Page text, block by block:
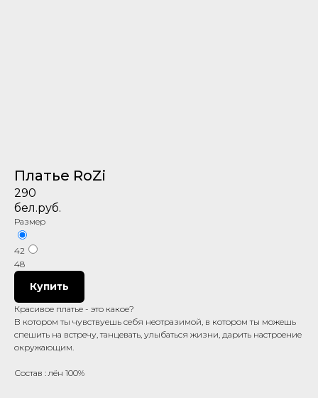
Платье RoZi
290
бел.руб.
Размер
42
48
Купить
Красивое платье - это какое?
В котором ты чувствуешь себя неотразимой, в котором ты можешь
спешить на встречу, танцевать, улыбаться жизни, дарить настроение
окружающим.
Состав : лён 100%